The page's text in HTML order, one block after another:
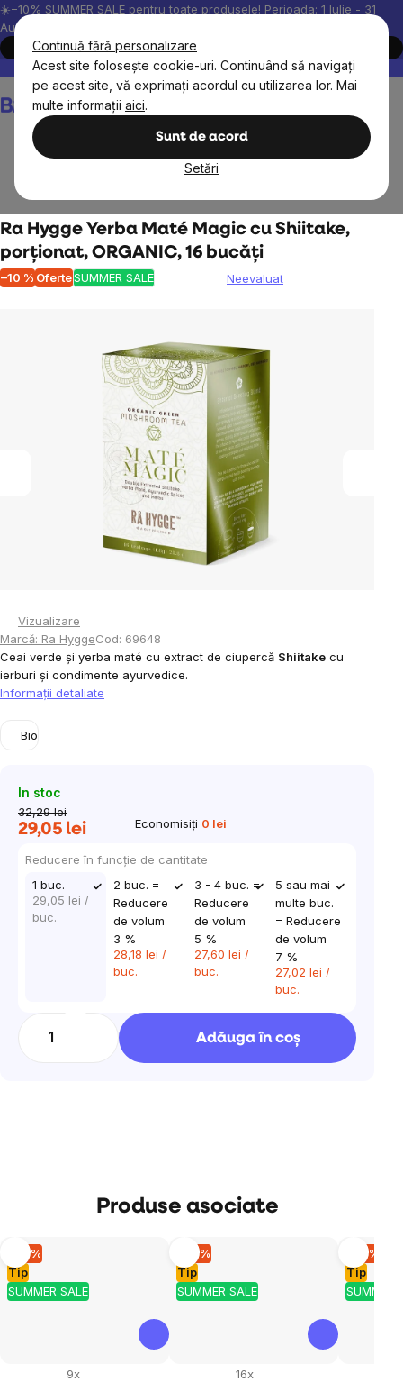
Continuă fără personalizare
Acest site folosește cookie-uri. Continuând să navigați
pe acest site, vă exprimați acordul cu utilizarea lor. Mai
multe informații aici.
Sunt de acord
Setări
Treci
la
conținut
☀️−10% SUMMER SALE pentru toate produsele! Perioada: 1 Iulie - 31
August, 2026.
Cumpără acum
Peste 200.000 de recenzii verificate
Produsele noastre sunt
Coş
de
Ra Hygge Yerba Maté Magic cu Shiitake,
porționat, ORGANIC, 16 bucăți
–10 % OferteSUMMER SALE
Evaluarea
produsului
este
0,0
din
5
stele.
Neevaluat
Vizualizare
Marcă: Ra HyggeCod: 69648
Ceai verde și yerba maté cu extract de ciupercă Shiitake cu
ierburi și condimente ayurvedice.
Informaţii detaliate
Bio
In stoc
32,29 lei
29,05 leiEvaluare
preţ:
Economisiţi 0 lei
Adăuga în coş
Reducere în funcţie de cantitate
1 buc.
29,05 lei /
buc.
2 buc. =
Reducere
de volum
3 %
28,18 lei /
buc.
3 - 4 buc. =
Reducere
de volum
5 %
27,60 lei /
buc.
5 sau mai
multe buc.
= Reducere
de volum
7 %
27,02 lei /
buc.
Produse asociate
Tip
SUMMER SALE
–10 %
9x
Tip
SUMMER SALE
–10 %
16x
Tip
SUMMER
–10 %